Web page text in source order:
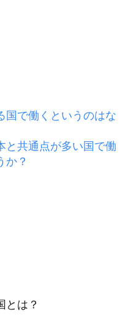
国で働くというのはな
と共通点が多い国で働
か？
とは？